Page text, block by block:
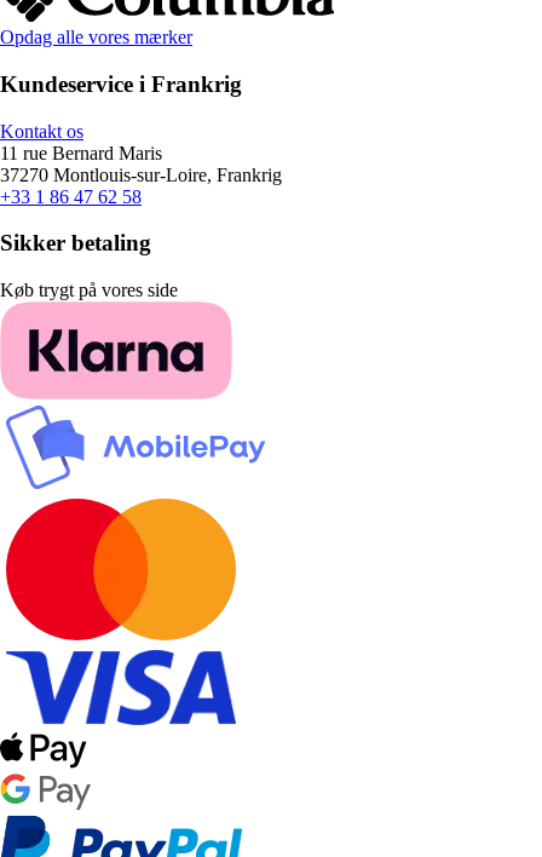
Opdag alle vores mærker
Kundeservice i Frankrig
Kontakt os
11 rue Bernard Maris
37270 Montlouis-sur-Loire, Frankrig
+33 1 86 47 62 58
Sikker betaling
Køb trygt på vores side